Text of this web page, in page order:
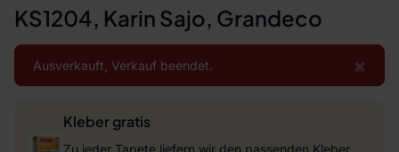
KS1204, Karin Sajo, Grandeco
×
Ausverkauft, Verkauf beendet.
Kleber gratis
Zu jeder Tapete liefern wir den passenden Kleber